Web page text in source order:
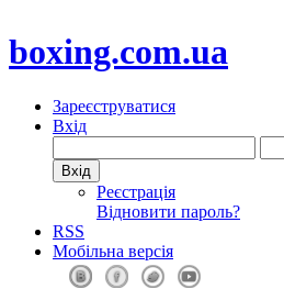
boxing.com.ua
Зареєструватися
Вхід
Реєстрація
Відновити пароль?
RSS
Мобільна версія